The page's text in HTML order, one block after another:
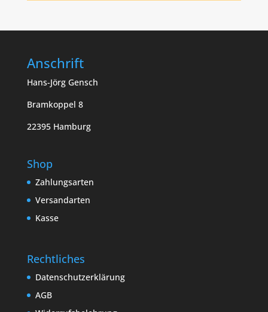
Anschrift
Hans-Jörg Gensch
Bramkoppel 8
22395 Hamburg
Shop
Zahlungsarten
Versandarten
Kasse
Rechtliches
Datenschutzerklärung
AGB